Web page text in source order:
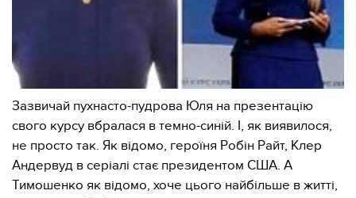
Зазвичай пухнасто-пудрова Юля на презентацію
свого курсу вбралася в темно-синій. І, як виявилося,
не просто так. Як відомо, героїня Робін Райт, Клер
Андервуд в серіалі стає президентом США. А
Тимошенко як відомо, хоче цього найбільше в житті,